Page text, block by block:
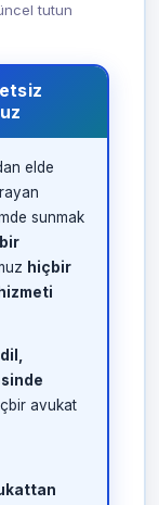
tutun
elde
sunmak
hiçbir
avukat